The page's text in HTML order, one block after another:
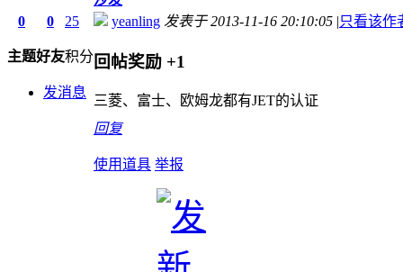
0
主题
0
好友
25
积分
发消息
yeanling 发表于 2013-11-16 20:10:05 |只看该作
回帖奖励 +1
三菱、富士、欧姆龙都有JET的认证
回复
使用道具 举报